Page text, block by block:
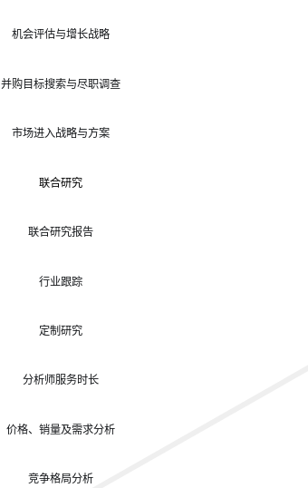
机会评估与增长战略
并购目标搜索与尽职调查
市场进入战略与方案
联合研究
联合研究报告
行业跟踪
定制研究
分析师服务时长
价格、销量及需求分析
竞争格局分析